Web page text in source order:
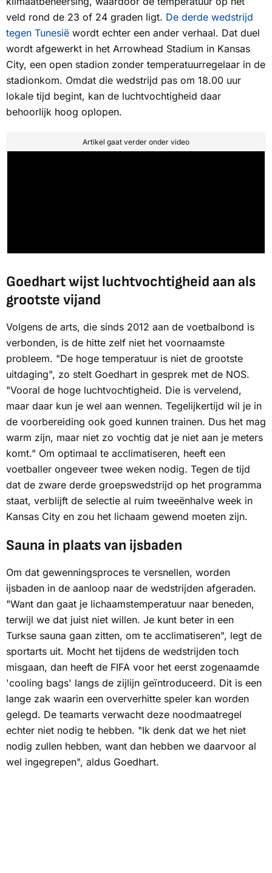
veld rond de 23 of 24 graden ligt. De derde wedstrijd
tegen Tunesië wordt echter een ander verhaal. Dat duel
wordt afgewerkt in het Arrowhead Stadium in Kansas
City, een open stadion zonder temperatuurregelaar in de
stadionkom. Omdat die wedstrijd pas om 18.00 uur
lokale tijd begint, kan de luchtvochtigheid daar
behoorlijk hoog oplopen.
Artikel gaat verder onder video
Goedhart wijst luchtvochtigheid aan als
grootste vijand
Volgens de arts, die sinds 2012 aan de voetbalbond is
verbonden, is de hitte zelf niet het voornaamste
probleem. "De hoge temperatuur is niet de grootste
uitdaging", zo stelt Goedhart in gesprek met de NOS.
"Vooral de hoge luchtvochtigheid. Die is vervelend,
maar daar kun je wel aan wennen. Tegelijkertijd wil je in
de voorbereiding ook goed kunnen trainen. Dus het mag
warm zijn, maar niet zo vochtig dat je niet aan je meters
komt." Om optimaal te acclimatiseren, heeft een
voetballer ongeveer twee weken nodig. Tegen de tijd
dat de zware derde groepswedstrijd op het programma
staat, verblijft de selectie al ruim tweeënhalve week in
Kansas City en zou het lichaam gewend moeten zijn.
Sauna in plaats van ijsbaden
Om dat gewenningsproces te versnellen, worden
ijsbaden in de aanloop naar de wedstrijden afgeraden.
"Want dan gaat je lichaamstemperatuur naar beneden,
terwijl we dat juist niet willen. Je kunt beter in een
Turkse sauna gaan zitten, om te acclimatiseren", legt de
sportarts uit. Mocht het tijdens de wedstrijden toch
misgaan, dan heeft de FIFA voor het eerst zogenaamde
'cooling bags' langs de zijlijn geïntroduceerd. Dit is een
lange zak waarin een oververhitte speler kan worden
gelegd. De teamarts verwacht deze noodmaatregel
echter niet nodig te hebben. "Ik denk dat we het niet
nodig zullen hebben, want dan hebben we daarvoor al
wel ingegrepen", aldus Goedhart.